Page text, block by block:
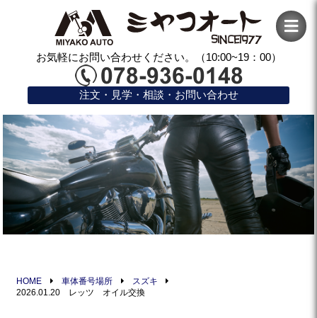
お気軽にお問い合わせください。（10:00~19：00）
注文・見学・相談・お問い合わせ
HOME 車体番号場所
スズキ
2026.01.20 レッツ オイル交換